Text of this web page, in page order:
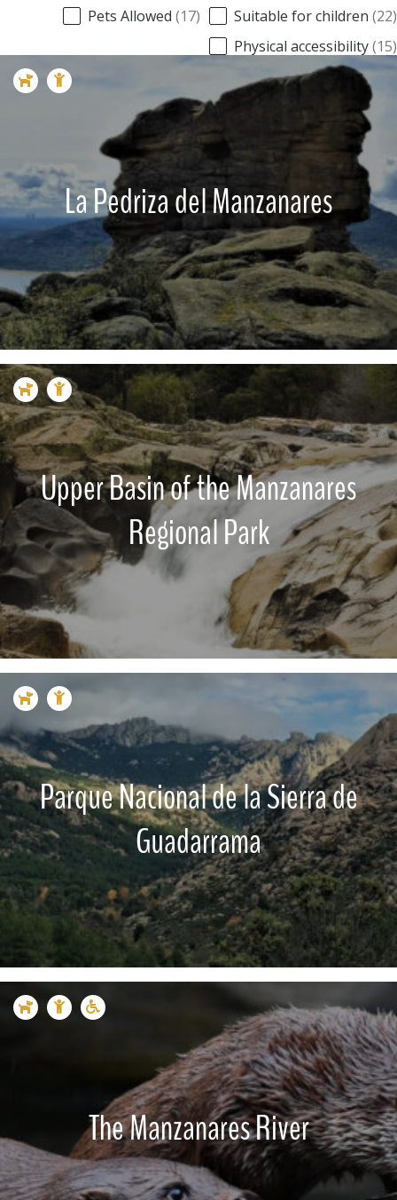
Caracteristicas - Que ver
Pets Allowed (17) Suitable for children (22)
Physical accessibility(15)
La Pedriza del Manzanares
Upper Basin of the Manzanares
Regional Park
Parque Nacional de la Sierra de
Guadarrama
The Manzanares River